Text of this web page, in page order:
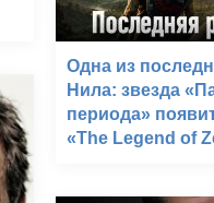
Одна из
Нила: звезда
периода»
«The Legend of